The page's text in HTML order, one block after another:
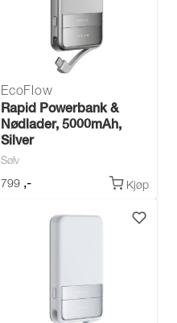
EcoFlow
Rapid Powerbank &
Nødlader, 5000mAh,
Silver
Sølv
799 ,- Kjøp